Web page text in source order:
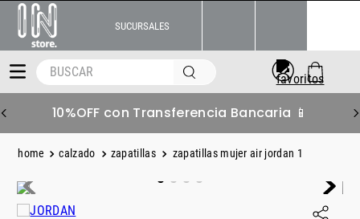
SUCURSALES
BUSCAR
10%OFF con Transferencia Bancaria 📱
calzado zapatillas zapatillas mujer air jordan 1